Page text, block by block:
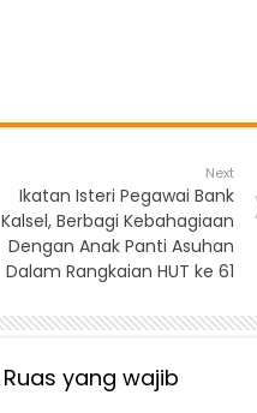
Next
Ikatan Isteri Pegawai Bank
Kalsel, Berbagi Kebahagiaan
Dengan Anak Panti Asuhan
Dalam Rangkaian HUT ke 61
Ruas yang wajib